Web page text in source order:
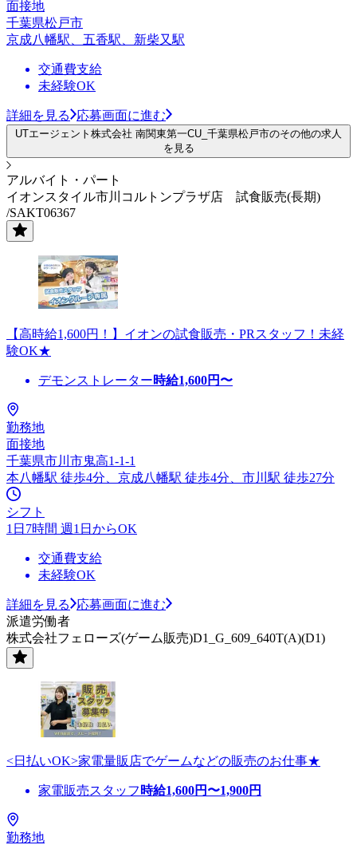
面接地
千葉県松戸市
京成八幡駅、五香駅、新柴又駅
交通費支給
未経験OK
詳細を見る 応募画面に進む
UTエージェント株式会社 南関東第一CU_千葉県松戸市のその他の求人
を見る
アルバイト・パート
イオンスタイル市川コルトンプラザ店 試食販売(長期)
/SAKT06367
【高時給1,600円！】イオンの試食販売・PRスタッフ！未経
験OK★
デモンストレーター時給1,600円〜
勤務地
面接地
千葉県市川市鬼高1-1-1
本八幡駅 徒歩4分、京成八幡駅 徒歩4分、市川駅 徒歩27分
シフト
1日7時間 週1日からOK
交通費支給
未経験OK
詳細を見る
応募画面に進む
派遣労働者
株式会社フェローズ(ゲーム販売)D1_G_609_640T(A)(D1)
<日払いOK>家電量販店でゲームなどの販売のお仕事★
家電販売スタッフ 時給1,600円〜1,900円
勤務地